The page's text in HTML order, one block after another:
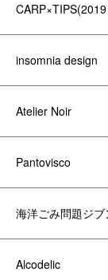
insomnia design
Atelier Noir
Pantovisco
海洋ごみ問題ジ
Alcodelic